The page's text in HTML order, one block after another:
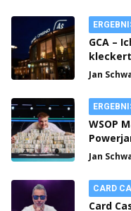
GCA –
Jan
WSOP
Jan
CARD
Card